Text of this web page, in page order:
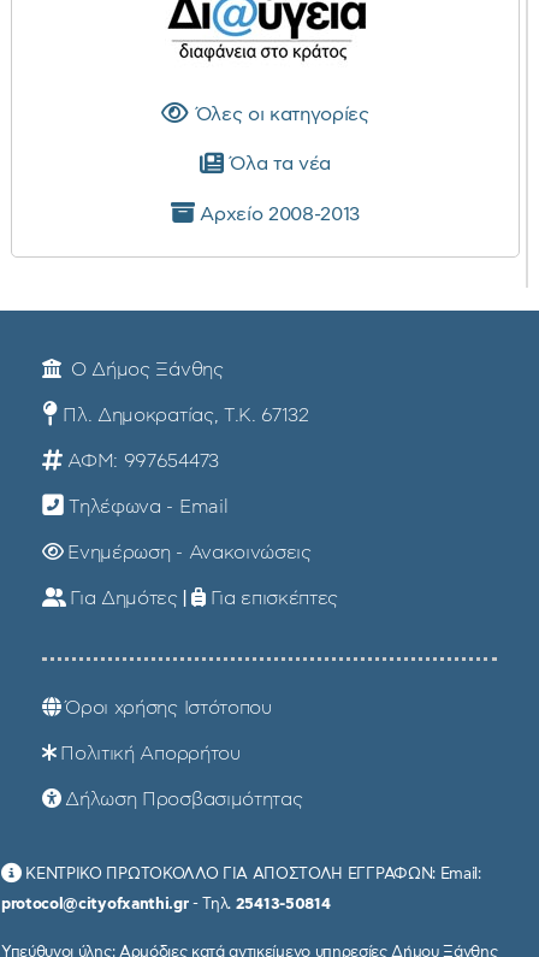
Όλες οι κατηγορίες
Όλα τα νέα
Αρχείο 2008-2013
Ο Δήμος Ξάνθης
Πλ. Δημοκρατίας, Τ.Κ. 67132
ΑΦΜ: 997654473
Τηλέφωνα - Email
Ενημέρωση - Ανακοινώσεις
Για Δημότες | Για επισκέπτες
Όροι χρήσης Ιστότοπου
Πολιτική Απορρήτου
Δήλωση Προσβασιμότητας
ΚΕΝΤΡΙΚΟ ΠΡΩΤΟΚΟΛΛΟ ΓΙΑ ΑΠΟΣΤΟΛΗ ΕΓΓΡΑΦΩΝ: Email:
protocol@cityofxanthi.gr- Τηλ. 25413-50814
Υπεύθυνοι ύλης: Αρμόδιες κατά αντικείμενο υπηρεσίες Δήμου Ξάνθης